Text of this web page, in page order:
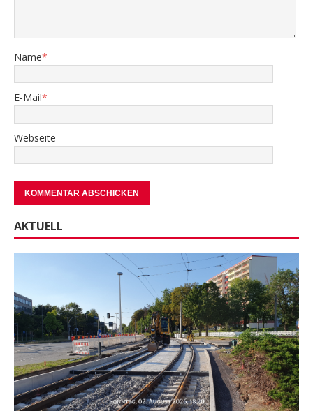
Name*
E-Mail*
Webseite
AKTUELL